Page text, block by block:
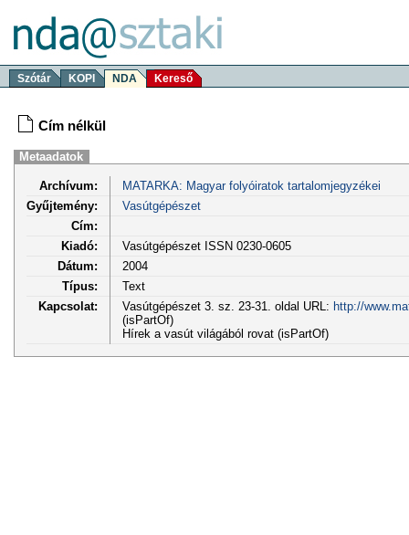
Szótár KOPI NDA Kereső
Cím nélkül
Metaadatok
Archívum:
MATARKA: Magyar folyóiratok tartalomjegyzékei
Gyűjtemény:
Vasútgépészet
Cím:
Kiadó:
Vasútgépészet ISSN 0230-0605
Dátum:
2004
Típus:
Text
Kapcsolat:
Vasútgépészet 3. sz. 23-31. oldal URL: http://
(isPartOf)
Hírek a vasút világából rovat (isPartOf)